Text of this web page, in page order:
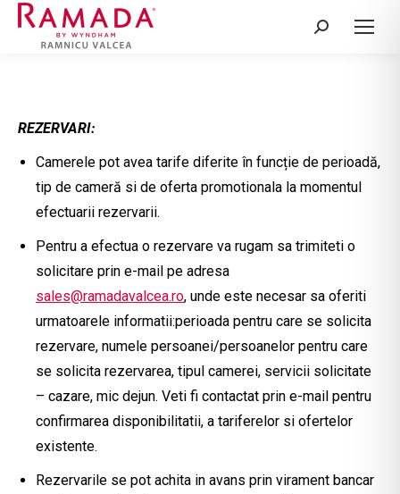
Search:
REZERVARI:
Camerele pot avea tarife diferite în funcție de perioadă,
tip de cameră si de oferta promotionala la momentul
efectuarii rezervarii.
Pentru a efectua o rezervare va rugam sa trimiteti o
solicitare prin e-mail pe adresa
sales@ramadavalcea.ro, unde este necesar sa oferiti
urmatoarele informatii:perioada pentru care se solicita
rezervare, numele persoanei/persoanelor pentru care
se solicita rezervarea, tipul camerei, servicii solicitate
– cazare, mic dejun. Veti fi contactat prin e-mail pentru
confirmarea disponibilitatii, a tariferelor si ofertelor
existente.
Rezervarile se pot achita in avans prin virament bancar